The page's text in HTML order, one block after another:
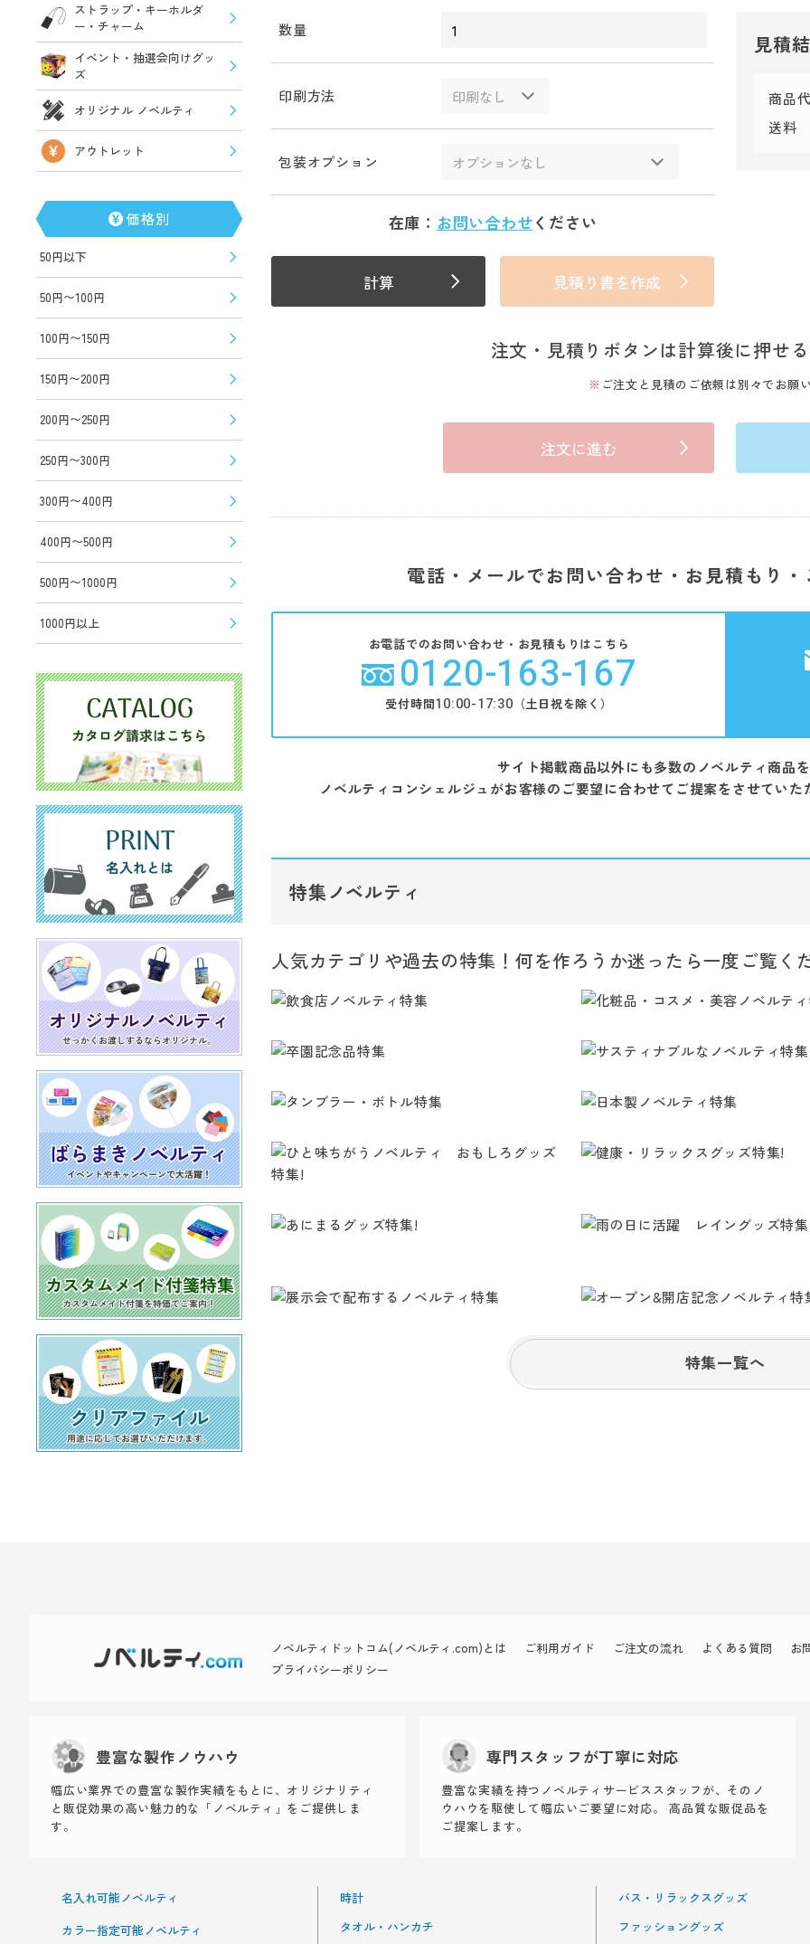
ストラップ・キーホルダ
ー・チャーム
イベント・抽選会向けグッ
ズ
オリジナル ノベルティ
アウトレット
価格別
50円以下
50円〜100円
100円〜150円
150円〜200円
200円〜250円
250円〜300円
300円〜400円
400円〜500円
500円〜1000円
1000円以上
数量
印刷方法
包装オプション
在庫： お問い合わせください
計算 見積り書を作成
見積
商品代
送料
注文・見積りボタンは計算後に押せる
ご注文と見積のご依頼は別々でお願
注文に進む
電話・メールでお問い合わせ・お見積もり・
お電話でのお問い合わせ・お見積もりはこちら
0120-163-167
受付時間10:00-17:30 （土日祝を除く）
サイト掲載商品以外にも多数のノベルティ商品
ノベルティコンシェルジュがお客様のご要望に合わせてご提案をさせていた
特集ノベルティ
人気カテゴリや過去の特集！何を作ろうか迷ったら一度ご覧く
特集一覧へ
ノベルティドットコム(ノベルティ.com)とは ご利用ガイド ご注文の流れ よくある質問 お
プライバシーポリシー
豊富な製作ノウハウ
幅広い業界での豊富な製作実績をもとに、オリジナリティ
と販促効果の高い魅力的な「ノベルティ」をご提供しま
す。
専門スタッフが丁寧に対応
豊富な実績を持つノベルティサービススタッフが、そのノ
ウハウを駆使して幅広いご要望に対応。 高品質な販促品を
ご提案します。
名入れ可能ノベルティ
カラー指定可能ノベルティ
時計
タオル・ハンカチ
バス・リラックスグッズ
ファッショングッズ